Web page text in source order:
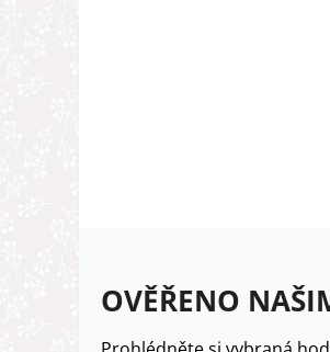
OVĚŘENO